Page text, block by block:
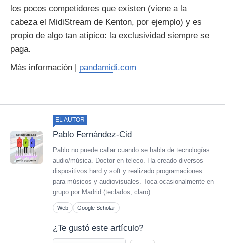
los pocos competidores que existen (viene a la
cabeza el MidiStream de Kenton, por ejemplo) y es
propio de algo tan atípico: la exclusividad siempre se
paga.
Más información | pandamidi.com
EL AUTOR
Pablo Fernández-Cid
Pablo no puede callar cuando se habla de tecnologías
audio/música. Doctor en teleco. Ha creado diversos
dispositivos hard y soft y realizado programaciones
para músicos y audiovisuales. Toca ocasionalmente en
grupo por Madrid (teclados, claro).
Web Google Scholar
¿Te gustó este artículo?